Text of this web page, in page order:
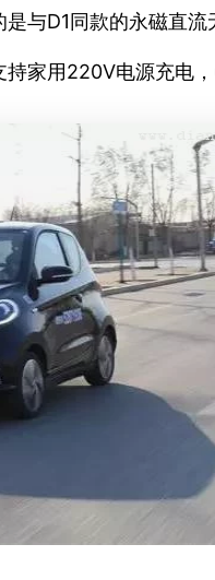
与D1同款的永磁直
家用220V电源充电